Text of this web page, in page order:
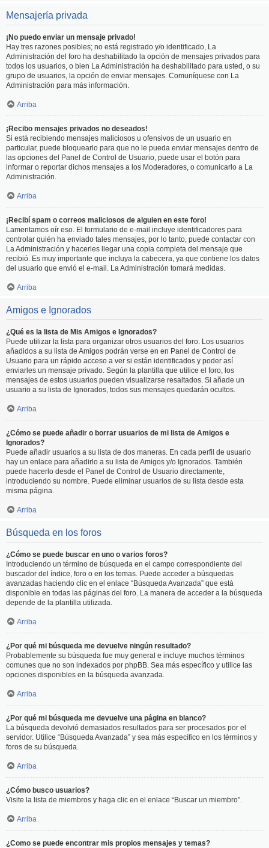
Mensajería privada
¡No puedo enviar un mensaje privado!
Hay tres razones posibles; no está registrado y/o identificado, La
Administración del foro ha deshabilitado la opción de mensajes privados para
todos los usuarios, o bien La Administración ha deshabilitado para usted, o su
grupo de usuarios, la opción de enviar mensajes. Comuníquese con La
Administración para más información.
Arriba
¡Recibo mensajes privados no deseados!
Si está recibiendo mensajes maliciosos u ofensivos de un usuario en
particular, puede bloquearlo para que no le pueda enviar mensajes dentro de
las opciones del Panel de Control de Usuario, puede usar el botón para
informar o reportar dichos mensajes a los Moderadores, o comunicarlo a La
Administración.
Arriba
¡Recibí spam o correos maliciosos de alguien en este foro!
Lamentamos oír eso. El formulario de e-mail incluye identificadores para
controlar quién ha enviado tales mensajes, por lo tanto, puede contactar con
La Administración y hacerles llegar una copia completa del mensaje que
recibió. Es muy importante que incluya la cabecera, ya que contiene los datos
del usuario que envió el e-mail. La Administración tomará medidas.
Arriba
Amigos e Ignorados
¿Qué es la lista de Mis Amigos e Ignorados?
Puede utilizar la lista para organizar otros usuarios del foro. Los usuarios
añadidos a su lista de Amigos podrán verse en en Panel de Control de
Usuario para un rápido acceso a ver si están identificados y poder así
enviarles un mensaje privado. Según la plantilla que utilice el foro, los
mensajes de estos usuarios pueden visualizarse resaltados. Si añade un
usuario a su lista de Ignorados, todos sus mensajes quedarán ocultos.
Arriba
¿Cómo se puede añadir o borrar usuarios de mi lista de Amigos e
Ignorados?
Puede añadir usuarios a su lista de dos maneras. En cada perfil de usuario
hay un enlace para añadirlo a su lista de Amigos y/o Ignorados. También
puede hacerlo desde el Panel de Control de Usuario directamente,
introduciendo su nombre. Puede eliminar usuarios de su lista desde esta
misma página.
Arriba
Búsqueda en los foros
¿Cómo se puede buscar en uno o varios foros?
Introduciendo un término de búsqueda en el campo correspondiente del
buscador del índice, foro o en los temas. Puede acceder a búsquedas
avanzadas haciendo clic en el enlace “Búsqueda Avanzada” que está
disponible en todas las páginas del foro. La manera de acceder a la búsqueda
depende de la plantilla utilizada.
Arriba
¿Por qué mi búsqueda me devuelve ningún resultado?
Probablemente su búsqueda fue muy general e incluye muchos términos
comunes que no son indexados por phpBB. Sea más específico y utilice las
opciones disponibles en la búsqueda avanzada.
Arriba
¿Por qué mi búsqueda me devuelve una página en blanco?
La búsqueda devolvió demasiados resultados para ser procesados por el
servidor. Utilice “Búsqueda Avanzada” y sea más específico en los términos y
foros de su búsqueda.
Arriba
¿Cómo busco usuarios?
Visite la lista de miembros y haga clic en el enlace “Buscar un miembro”.
Arriba
¿Como se puede encontrar mis propios mensajes y temas?